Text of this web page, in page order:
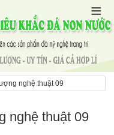
nghệ thuật 09
nghệ thuật 09